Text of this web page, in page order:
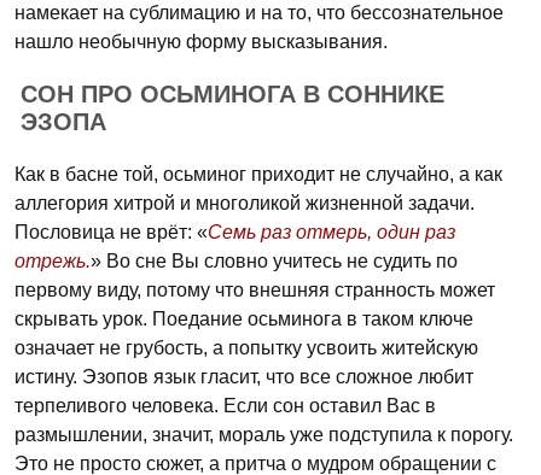
намекает на сублимацию и на то, что бессознательное
нашло необычную форму высказывания.
СОН ПРО ОСЬМИНОГА В СОННИКЕ
ЭЗОПА
Как в басне той, осьминог приходит не случайно, а как
аллегория хитрой и многоликой жизненной задачи.
Пословица не врёт: «Семь раз отмерь, один раз
отрежь.» Во сне Вы словно учитесь не судить по
первому виду, потому что внешняя странность может
скрывать урок. Поедание осьминога в таком ключе
означает не грубость, а попытку усвоить житейскую
истину. Эзопов язык гласит, что все сложное любит
терпеливого человека. Если сон оставил Вас в
размышлении, значит, мораль уже подступила к порогу.
Это не просто сюжет, а притча о мудром обращении с